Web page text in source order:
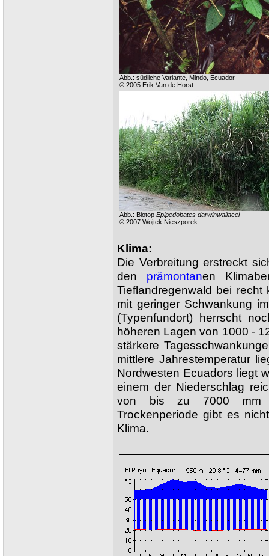
Abb.: südliche Variante, Mindo, Ecuador
© 2005 Erik Van de Horst
Abb.: Biotop Epipedobates darwinwallacei
© 2007 Wojtek Nieszporek
Klima:
Die Verbreitung erstreckt
den prämontanen
Tieflandregenwald bei
mit geringer Schwankung
(Typenfundort) herrscht
höheren Lagen von 1000 -
stärkere
mittlere Jahrestemperatur
Nordwesten Ecuadors liegt
einem der Niederschlag
von bis zu 7000 mm
Trockenperiode gibt es
Klima.